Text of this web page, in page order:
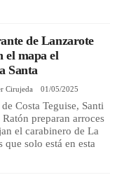
de Lanzarote
el mapa el
Santa
Cirujeda 01/05/2025
Costa Teguise, Santi
preparan arroces
el carabinero de La
que solo está en esta